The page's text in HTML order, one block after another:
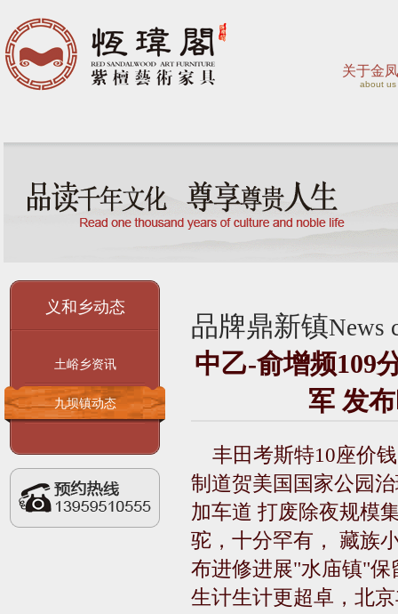
关于金
about us
义和乡动态
土峪乡资讯
九坝镇动态
品牌鼎新镇News
中乙-俞增频109
军 发
丰田考斯特10座价
制道贺美国国家公园
加车道 打废除夜规模
驼，十分罕有， 藏族
布进修进展"水庙镇"保
生计生计更超卓，北